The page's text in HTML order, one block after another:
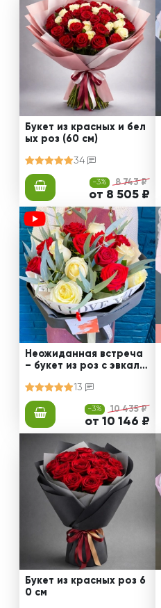
Букет из красных и бел
ых роз (60 см)
34
-3% 8 743 ₽
от 8 505 ₽
Неожиданная встреча
– букет из роз с эвкали
13
-3% 10 435 ₽
от 10 146 ₽
Букет из красных роз 6
0 см